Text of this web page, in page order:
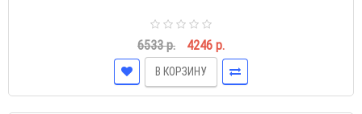
6533 р. 4246 р.
В КОРЗИНУ